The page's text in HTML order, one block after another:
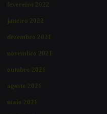
fevereiro 2022
janeiro 2022
dezembro 2021
novembro 2021
outubro 2021
agosto 2021
maio 2021